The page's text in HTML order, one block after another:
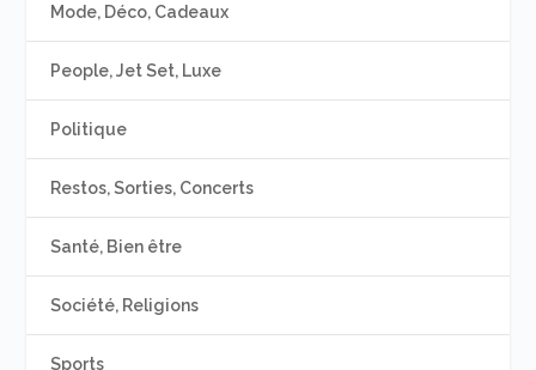
Mode, Déco, Cadeaux
People, Jet Set, Luxe
Politique
Restos, Sorties, Concerts
Santé, Bien être
Société, Religions
Sports